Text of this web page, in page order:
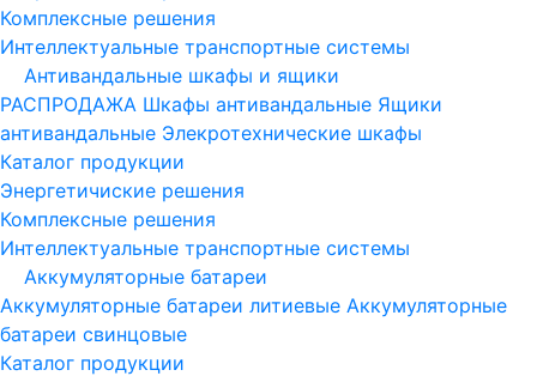
Комплексные решения
Интеллектуальные транспортные системы
Антивандальные шкафы и ящики
РАСПРОДАЖА Шкафы антивандальные Ящики
антивандальные Элекротехнические шкафы
Каталог продукции
Энергетичиские решения
Комплексные решения
Интеллектуальные транспортные системы
Аккумуляторные батареи
Аккумуляторные батареи литиевые Аккумуляторные
батареи свинцовые
Каталог продукции